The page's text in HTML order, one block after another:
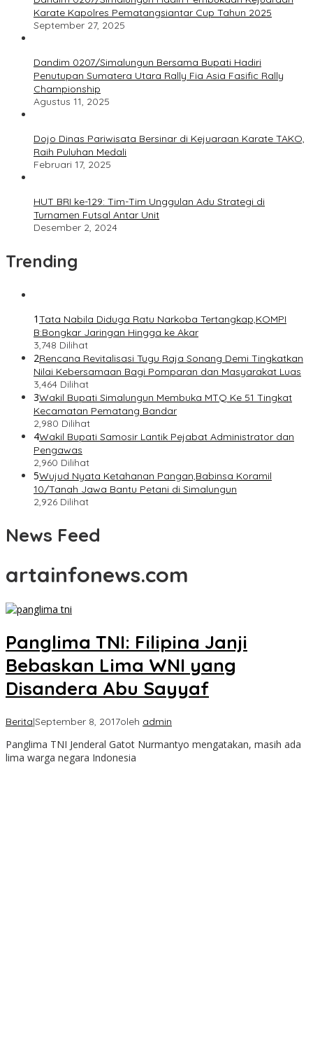
Karate Kapolres Pematangsiantar Cup Tahun 2025
September 27, 2025
Dandim 0207/Simalungun Bersama Bupati Hadiri
Penutupan Sumatera Utara Rally Fia Asia Fasific Rally
Championship
Agustus 11, 2025
Dojo Dinas Pariwisata Bersinar di Kejuaraan Karate TAKO,
Raih Puluhan Medali
Februari 17, 2025
HUT BRI ke-129: Tim-Tim Unggulan Adu Strategi di
Turnamen Futsal Antar Unit
Desember 2, 2024
Trending
1Tata Nabila Diduga Ratu Narkoba Tertangkap,KOMPI
B:Bongkar Jaringan Hingga ke Akar
3,748 Dilihat
2Rencana Revitalisasi Tugu Raja Sonang Demi Tingkatkan
Nilai Kebersamaan Bagi Pomparan dan Masyarakat Luas
3,464 Dilihat
3Wakil Bupati Simalungun Membuka MTQ Ke 51 Tingkat
Kecamatan Pematang Bandar
2,980 Dilihat
4Wakil Bupati Samosir Lantik Pejabat Administrator dan
Pengawas
2,960 Dilihat
5Wujud Nyata Ketahanan Pangan,Babinsa Koramil
10/Tanah Jawa Bantu Petani di Simalungun
2,926 Dilihat
News Feed
artainfonews.com
Panglima TNI: Filipina Janji
Bebaskan Lima WNI yang
Disandera Abu Sayyaf
Berita|September 8, 2017oleh admin
Panglima TNI Jenderal Gatot Nurmantyo mengatakan, masih ada
lima warga negara Indonesia